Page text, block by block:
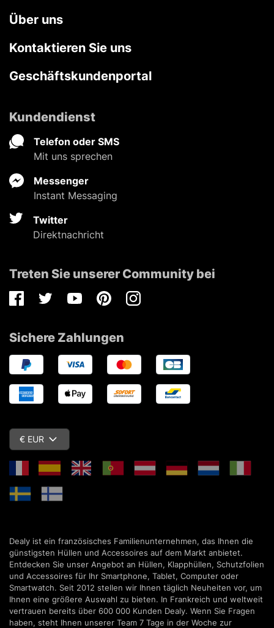
Über uns
Kontaktieren Sie uns
Geschäftskundenportal
Kundendienst
Telefon oder SMS
Mit uns sprechen
Messenger
Instant Messaging
Twitter
Direktnachricht
Treten Sie unserer Community bei
FacebookTwitterYoutubePinterestInstagram
Sichere Zahlungen
€ EUR
Dealy ist ein französisches Familienunternehmen, das Ihnen die
günstigsten Hüllen und Accessoires auf dem Markt anbietet.
Entdecken Sie unser Angebot an Hüllen, Klapphüllen, Schutzfolien
und Accessoires für Ihr Smartphone, Tablet, Computer oder
Smartwatch. Seit 2012 stellen wir Ihnen täglich Neuheiten vor, um
Ihnen eine größere Auswahl zu bieten. In Frankreich und weltweit
vertrauen bereits über 600 000 Kunden Dealy. Wenn Sie Fragen
haben, steht Ihnen unserer Team 7 Tage in der Woche zur